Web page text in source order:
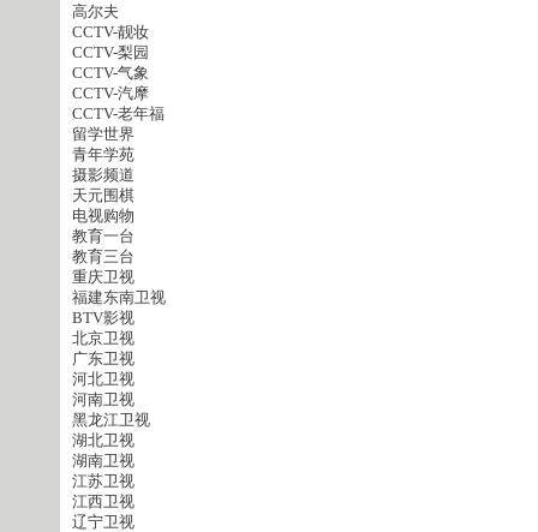
高尔夫
CCTV-靓妆
CCTV-梨园
CCTV-气象
CCTV-汽摩
CCTV-老年福
留学世界
青年学苑
摄影频道
天元围棋
电视购物
教育一台
教育三台
重庆卫视
福建东南卫视
BTV影视
北京卫视
广东卫视
河北卫视
河南卫视
黑龙江卫视
湖北卫视
湖南卫视
江苏卫视
江西卫视
辽宁卫视